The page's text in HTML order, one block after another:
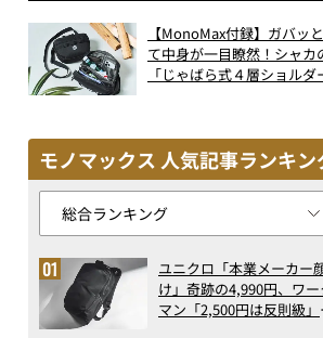
【MonoMax付録】ガバッ
て中身が一目瞭然！シャカ
「じゃばら式４層ショルダ
モノマックス 人気記事ランキン
ユニクロ「本業メーカー
け」奇跡の4,990円、ワー
マン「2,500円は反則級」